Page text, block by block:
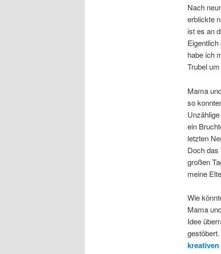
Nach
erblickte
ist es an
habe ich
Trubel
Mama
so
ein
letzten
Doch das
großen
meine
Wie
Mama
Idee